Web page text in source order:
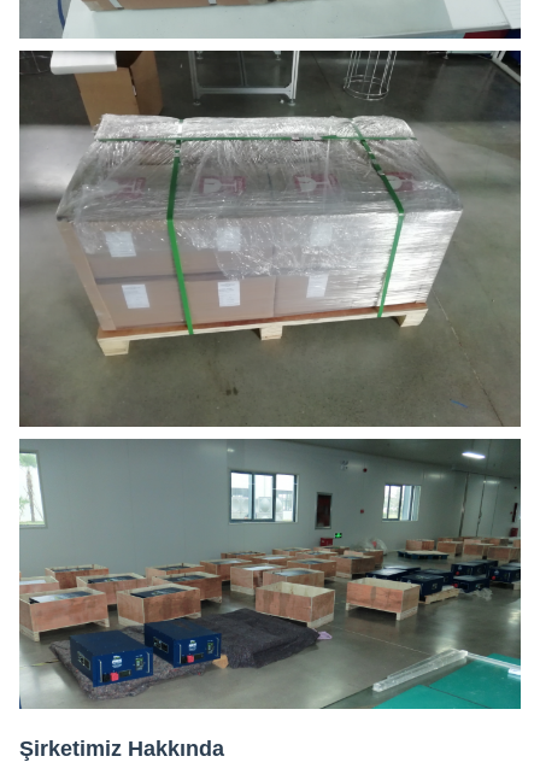
Şirketimiz Hakkında